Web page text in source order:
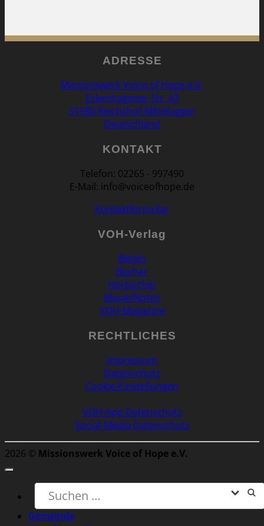
ADRESSE
Missionswerk Voice of Hope e.V.
Eckenhagener Str. 43
51580 Reichshof-Mittelagger
Deutschland
KONTAKT
Telefon: 02265 - 997490
E-Mail: info@voiceofhope.de
Kontaktformular
VOH-Verlag
Bibeln
Bücher
Hörbücher
Musik/Noten
VOH-Magazine
RECHTLICHES
Impressum
Datenschutz
Cookie-Einstellungen
VOH-App Datenschutz
Social-Media Datenschutz
2026 © Missionswerk Voice of Hope e.V.
Gemeinde